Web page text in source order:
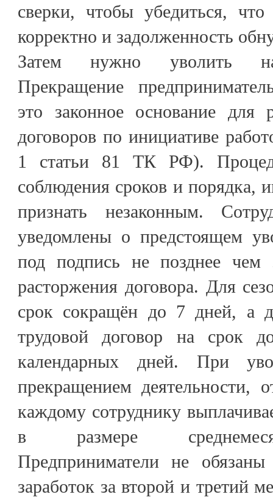
сверки, чтобы убедиться,
корректно и задолженность
Затем нужно уволить
Прекращение
это законное основание для
договоров по инициативе
1 статьи 81 ТК РФ).
соблюдения сроков и порядка,
признать незаконным.
уведомлены о предстоящем
под подпись не позднее
расторжения договора. Для
срок сокращён до 7 дней, а
трудовой договор на срок
календарных дней. При
прекращением деятельности,
каждому сотруднику
в размере
Предприниматели не обязаны
заработок за второй и третий